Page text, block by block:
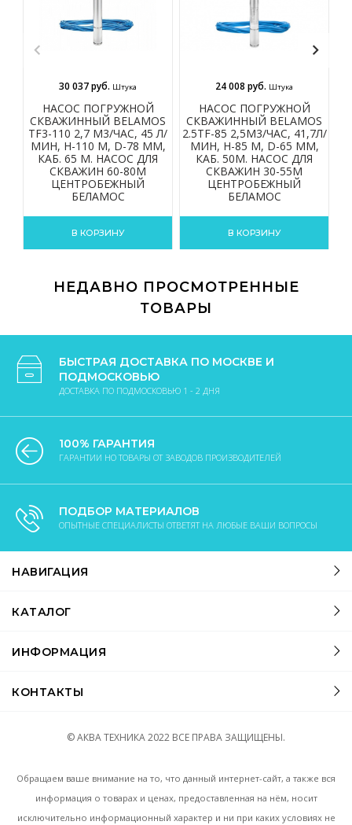
НАСОС ПОГРУЖНОЙ
СКВАЖИННЫЙ BELAMOS
TF3-110 2,7 М3/ЧАС, 45 Л/
МИН, Н-110 М, D-78 ММ,
КАБ. 65 М. НАСОС ДЛЯ
СКВАЖИН 60-80М
ЦЕНТРОБЕЖНЫЙ
БЕЛАМОС
30 037 руб. Штука
В КОРЗИНУ
НАСОС ПОГРУЖНОЙ
СКВАЖИННЫЙ BELAMOS
2.5TF-85 2,5М3/ЧАС, 41,7Л/
МИН, Н-85 М, D-65 ММ,
КАБ. 50М. НАСОС ДЛЯ
СКВАЖИН 30-55М
ЦЕНТРОБЕЖНЫЙ
БЕЛАМОС
24 008 руб. Штука
В КОРЗИНУ
НЕДАВНО ПРОСМОТРЕННЫЕ
ТОВАРЫ
БЫСТРАЯ ДОСТАВКА ПО МОСКВЕ И
ПОДМОСКОВЬЮ
ДОСТАВКА ПО ПОДМОСКОВЬЮ 1 - 2 ДНЯ
100% ГАРАНТИЯ
ГАРАНТИИ НО ТОВАРЫ ОТ ЗАВОДОВ ПРОИЗВОДИТЕЛЕЙ
ПОДБОР МАТЕРИАЛОВ
ОПЫТНЫЕ СПЕЦИАЛИСТЫ ОТВЕТЯТ НА ЛЮБЫЕ ВАШИ ВОПРОСЫ
НАВИГАЦИЯ
КАТАЛОГ
ИНФОРМАЦИЯ
КОНТАКТЫ
© АКВА ТЕХНИКА2022 ВСЕ ПРАВА ЗАЩИЩЕНЫ.
Обращаем ваше внимание на то, что данный интернет-сайт, а также вся
информация о товарах и ценах, предоставленная на нём, носит
исключительно информационный характер и ни при каких условиях не